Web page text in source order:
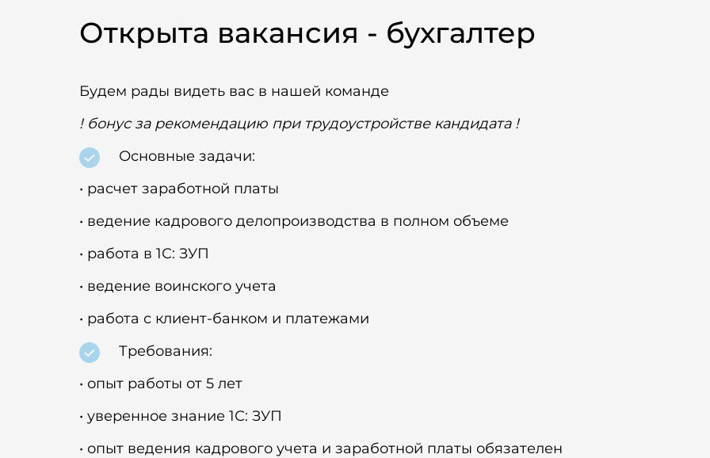
Открыта вакансия - бухгалтер
Будем рады видеть вас в нашей команде
! бонус за рекомендацию при трудоустройстве кандидата !
Основные задачи:
• расчет заработной платы
• ведение кадрового делопроизводства в полном объеме
• работа в 1С: ЗУП
• ведение воинского учета
• работа с клиент-банком и платежами
Требования:
• опыт работы от 5 лет
• уверенное знание 1С: ЗУП
• опыт ведения кадрового учета и заработной платы обязателен